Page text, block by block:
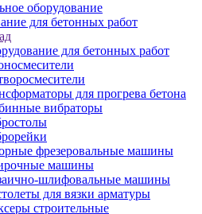
оборудование
для бетонных работ
для бетонных работ
для прогрева бетона
вибраторы
фрезеровальные машины
машины
шлифовальные машины
для вязки арматуры
строительные